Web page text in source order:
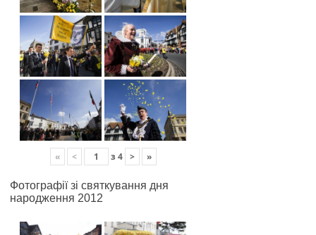
« < з 4 > »
Фотографії зі святкування дня
народження 2012